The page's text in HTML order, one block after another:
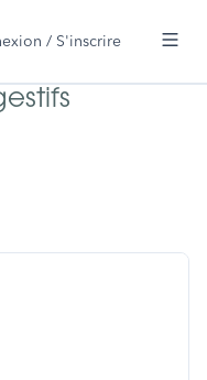
/ S'inscrire